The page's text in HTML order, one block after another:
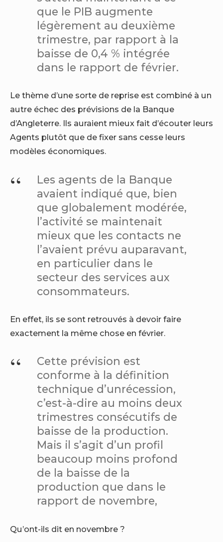
que le PIB augmente
légèrement au deuxième
trimestre, par rapport à la
baisse de 0,4 % intégrée
dans le rapport de février.
Le thème d’une sorte de reprise est combiné à un
autre échec des prévisions de la Banque
d’Angleterre. Ils auraient mieux fait d’écouter leurs
Agents plutôt que de fixer sans cesse leurs
modèles économiques.
Les agents de la Banque
avaient indiqué que, bien
que globalement modérée,
l’activité se maintenait
mieux que les contacts ne
l’avaient prévu auparavant,
en particulier dans le
secteur des services aux
consommateurs.
En effet, ils se sont retrouvés à devoir faire
exactement la même chose en février.
Cette prévision est
conforme à la définition
technique d’unrécession,
c’est-à-dire au moins deux
trimestres consécutifs de
baisse de la production.
Mais il s’agit d’un profil
beaucoup moins profond
de la baisse de la
production que dans le
rapport de novembre,
Qu’ont-ils dit en novembre ?